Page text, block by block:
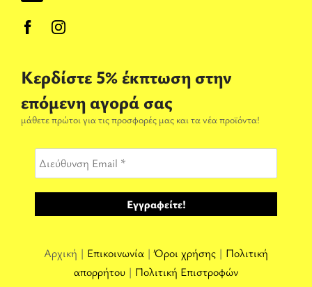
Κερδίστε 5% έκπτωση στην
επόμενη αγορά σας
μάθετε πρώτοι για τις προσφορές μας και τα νέα προϊόντα!
Αρχική | Επικοινωνία |Όροι χρήσης | Πολιτική
απορρήτου | Πολιτική Επιστροφών